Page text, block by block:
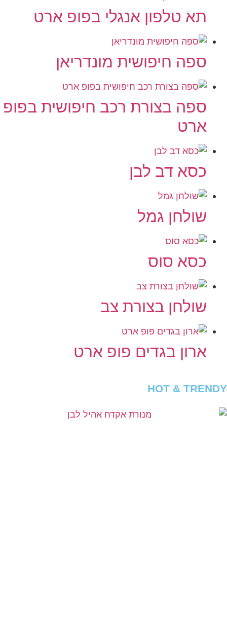
תא טלפון אנגלי בפופ ארט
ספה חיפושית מונדריאן
ספה בצורת רכב חיפושית בפופ
ארט
כסא דב לבן
שולחן גמל
כסא סוס
שולחן בצורת צב
ארון בגדים פופ ארט
HOT & TRENDY